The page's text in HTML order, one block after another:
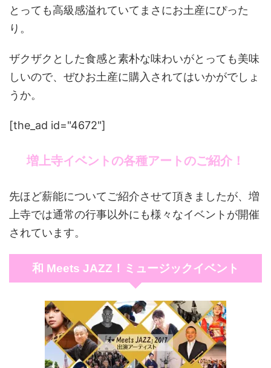
とっても高級感溢れていてまさにお土産にぴった
り。
ザクザクとした食感と素朴な味わいがとっても美味
しいので、ぜひお土産に購入されてはいかがでしょ
うか。
[the_ad id="4672"]
増上寺イベントの各種アートのご紹介！
先ほど薪能についてご紹介させて頂きましたが、増
上寺では通常の行事以外にも様々なイベントが開催
されています。
和 Meets JAZZ！ミュージックイベント